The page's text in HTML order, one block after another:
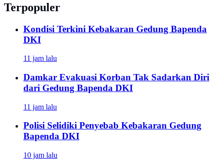
Terpopuler
Kondisi Terkini Kebakaran Gedung Bapenda
DKI
11 jam lalu
Damkar Evakuasi Korban Tak Sadarkan Diri
dari Gedung Bapenda DKI
11 jam lalu
Polisi Selidiki Penyebab Kebakaran Gedung
Bapenda DKI
10 jam lalu